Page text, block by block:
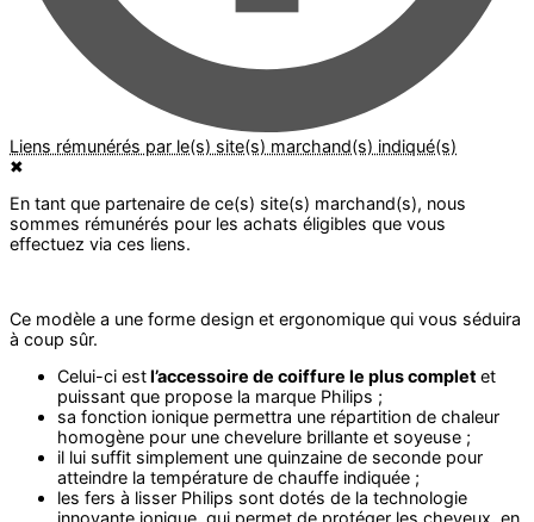
✖
Ce modèle a une forme design et ergonomique qui vous séduira
à coup sûr.
Celui-ci estl’accessoire de coiffure le plus complet et
puissant que propose la marque Philips ;
sa fonction ionique permettra une répartition de chaleur
homogène pour une chevelure brillante et soyeuse ;
il lui suffit simplement une quinzaine de seconde pour
atteindre la température de chauffe indiquée ;
les fers à lisser Philips sont dotés de la technologie